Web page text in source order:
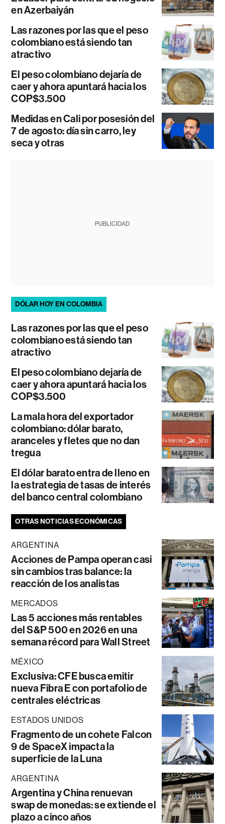
en Azerbaiyán
Las razones por las que el peso
colombiano está siendo tan
atractivo
El peso colombiano dejaría de
caer y ahora apuntará hacia los
COP$3.500
Medidas en Cali por posesión del
7 de agosto: día sin carro, ley
seca y otras
PUBLICIDAD
DÓLAR HOY EN COLOMBIA
Las razones por las que el peso
colombiano está siendo tan
atractivo
El peso colombiano dejaría de
caer y ahora apuntará hacia los
COP$3.500
La mala hora del exportador
colombiano: dólar barato,
aranceles y fletes que no dan
tregua
El dólar barato entra de lleno en
la estrategia de tasas de interés
del banco central colombiano
OTRAS NOTICIAS ECONÓMICAS
ARGENTINA
Acciones de Pampa operan casi
sin cambios tras balance: la
reacción de los analistas
MERCADOS
Las 5 acciones más rentables
del S&P 500 en 2026 en una
semana récord para Wall Street
MÉXICO
Exclusiva: CFE busca emitir
nueva Fibra E con portafolio de
centrales eléctricas
ESTADOS UNIDOS
Fragmento de un cohete Falcon
9 de SpaceX impacta la
superficie de la Luna
ARGENTINA
Argentina y China renuevan
swap de monedas: se extiende el
plazo a cinco años